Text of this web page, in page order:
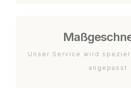
Unser Service wird
angepasst.